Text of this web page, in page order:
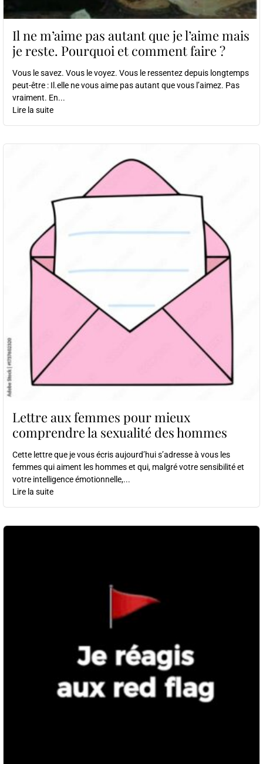
Il ne m’aime pas autant que je l’aime mais
je reste. Pourquoi et comment faire ?
Vous le savez. Vous le voyez. Vous le ressentez depuis longtemps
peut-être : Il.elle ne vous aime pas autant que vous l’aimez. Pas
vraiment. En...
Lire la suite
Lettre aux femmes pour mieux
comprendre la sexualité des hommes
Cette lettre que je vous écris aujourd’hui s’adresse à vous les
femmes qui aiment les hommes et qui, malgré votre sensibilité et
votre intelligence émotionnelle,...
Lire la suite